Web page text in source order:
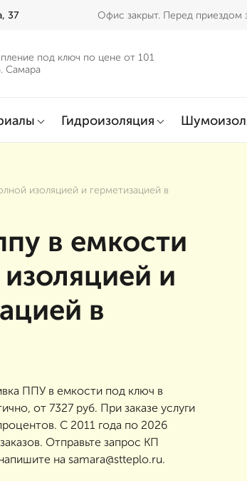
37 Офис закрыт. Перед приездом
под ключ по цене от 101
Самара
Гидроизоляция
изоляцией и герметизацией в
в емкости
и
в
ППУ в емкости под ключ в
от 7327 руб. При заказе услуги
С 2011 года по 2026
Отправьте запрос КП
на samara@stteplo.ru.